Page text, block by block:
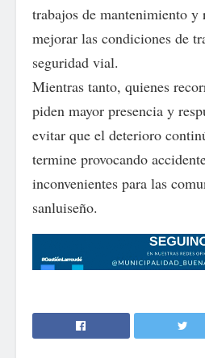
trabajos de mantenimiento y
mejorar las condiciones de
seguridad vial.
Mientras tanto, quienes
piden mayor presencia y
evitar que el deterioro
termine provocando
inconvenientes para las
sanluiseño.